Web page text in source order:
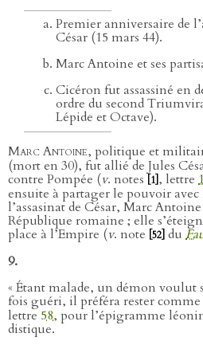
Premier anniversaire de
César (15 mars 44).
Marc Antoine et ses
Cicéron fut assassiné en
ordre du second
Lépide et Octave).
Marc Antoine, politique et
(mort en 30), fut allié de Jules
contre Pompée (v. notes [1] , lettre
ensuite à partager le pouvoir avec
l’assasinat de César, Marc
République romaine ; elle
place à l’Empire (v. note [52] du
9.
« Étant malade, un démon voulut
fois guéri, il préféra rester comme
lettre 58, pour l’épigramme
distique.